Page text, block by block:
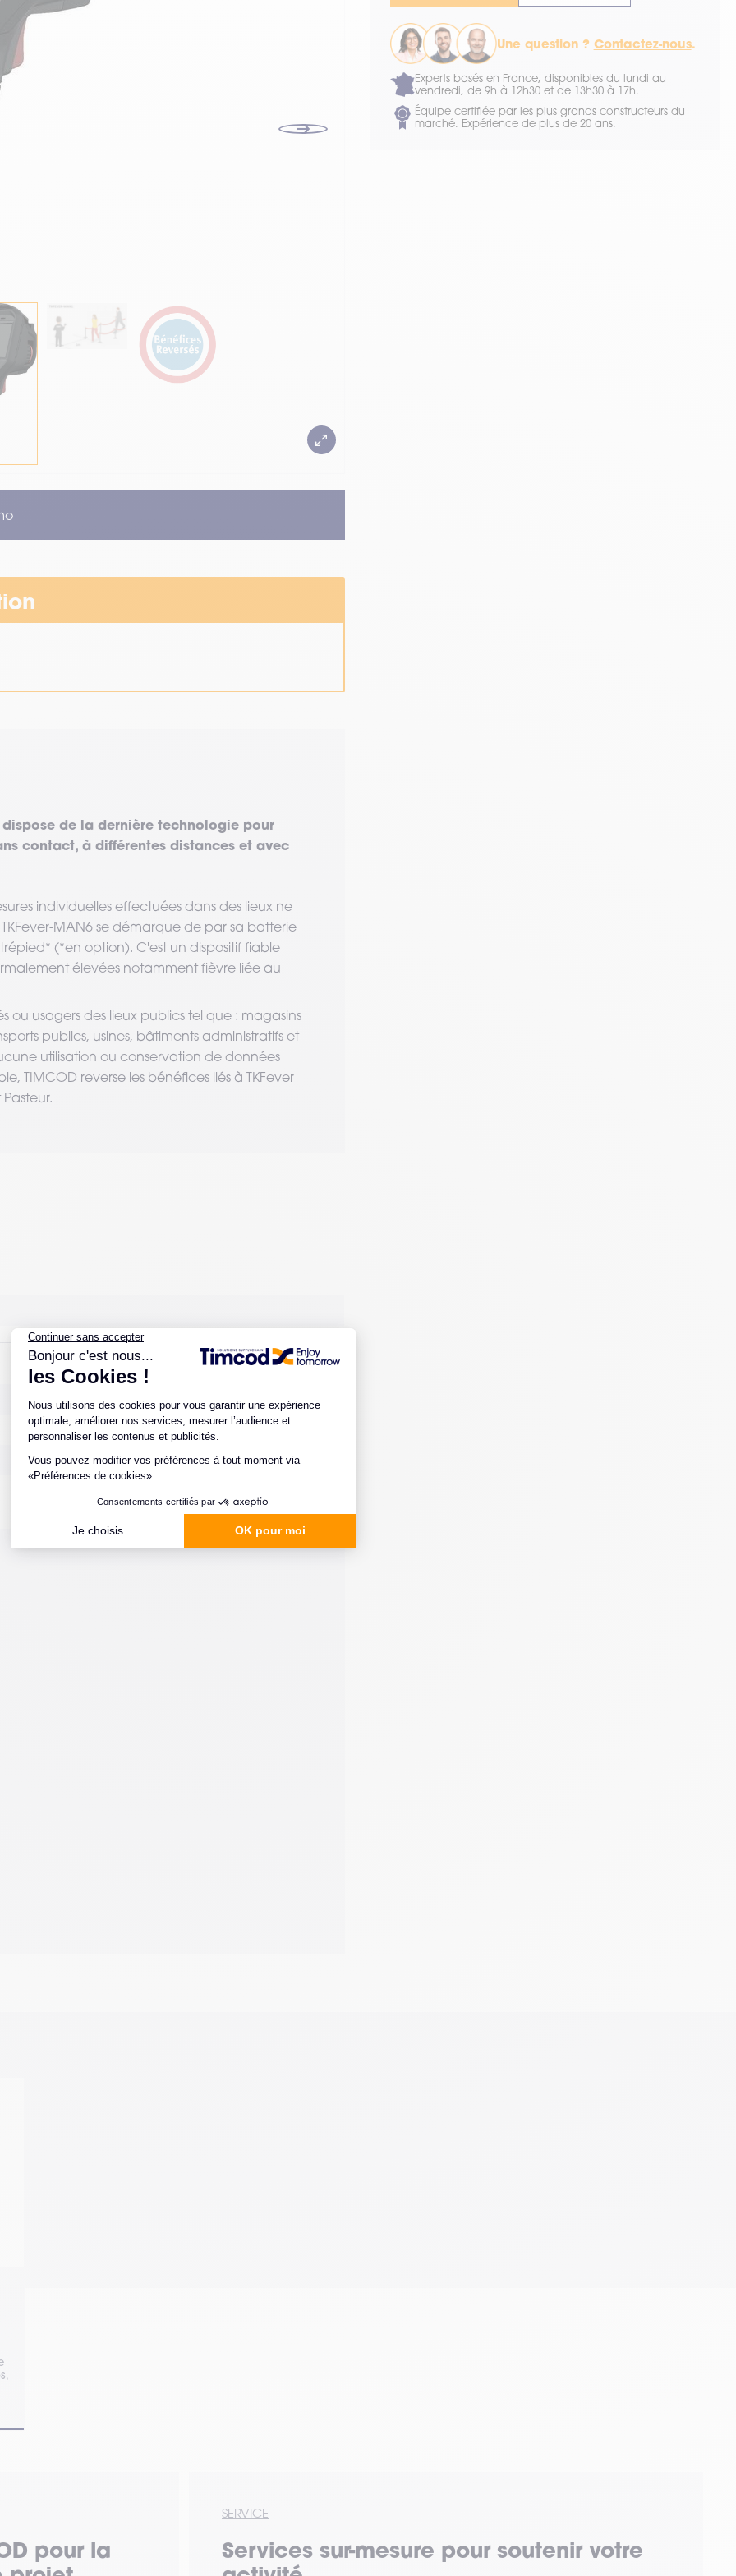
Une question ? Contactez-nous.
Experts basés en France, disponibles du lundi au
vendredi, de 9h à 12h30 et de 13h30 à 17h.
Équipe certifiée par les plus grands constructeurs du
marché. Expérience de plus de 20 ans.
de la dernière technologie pour
contact, à différentes distances et avec
individuelles effectuées dans des lieux ne
MAN6 se démarque de par sa batterie
(*en option). C'est un dispositif fiable
élevées notamment fièvre liée au
ou usagers des lieux publics tel que : magasins
publics, usines, bâtiments administratifs et
utilisation ou conservation de données
TIMCOD reverse les bénéfices liés à TKFever
pour la
SERVICE
Services sur-mesure pour soutenir votre